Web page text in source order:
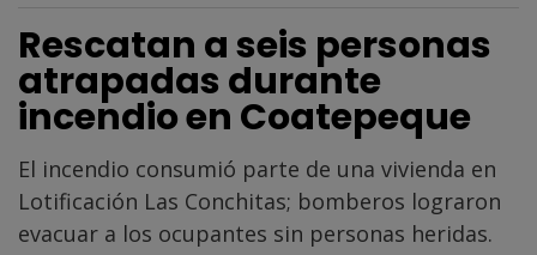
Rescatan a seis personas
atrapadas durante
incendio en Coatepeque
El incendio consumió parte de una vivienda en
Lotificación Las Conchitas; bomberos lograron
evacuar a los ocupantes sin personas heridas.